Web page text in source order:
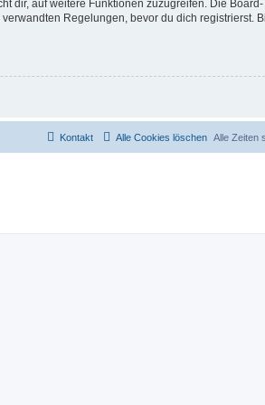
dir, auf weitere Funktionen zuzugreifen. Die Board-
Regelungen, bevor du dich registrierst.
Alle Zeiten
Alle Cookies löschen
Kontakt